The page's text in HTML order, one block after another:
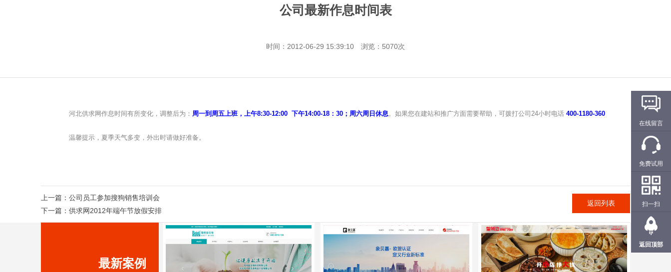
公司最新作息时间表
时间：2012-06-29 15:39:10 浏览：5070次
河北供求网作息时间有所变化，调整后为： 周一到周五上班，上午8:30-12:00 下午14:00-18：30；周六周日休息。如果您在建站和推广方面需要帮助，可拨打公司24小时电话 400-1180-360
温馨提示，夏季天气多变，外出时请做好准备。
上一篇： 公司员工参加搜狗销售培训会
下一篇： 供求网2012年端午节放假安排
返回列表
最新案例
在线留言
免费试用
扫一扫
返回顶部